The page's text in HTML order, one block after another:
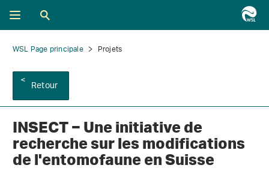
WSL Page principale Projets
Retour
INSECT ‒ Une initiative de
recherche sur les modifications
de l'entomofaune en Suisse